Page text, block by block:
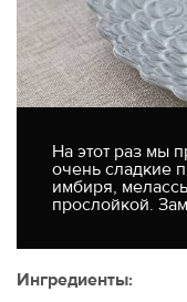
На этот раз мы
очень сладкие
имбиря,
прослойкой.
Ингредиенты: